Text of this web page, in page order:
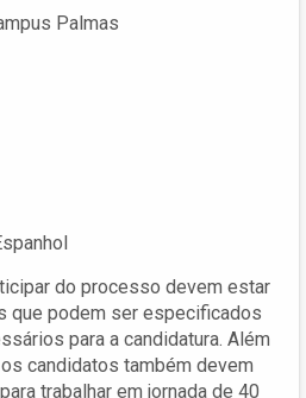
do processo devem estar
que podem ser especificados
para a candidatura. Além
candidatos também devem
trabalhar em jornada de 40